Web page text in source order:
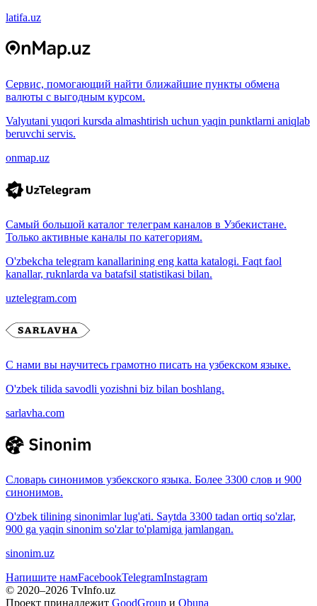
latifa.uz
Сервис, помогающий найти ближайшие пункты обмена
валюты с выгодным курсом.
Valyutani yuqori kursda almashtirish uchun yaqin punktlarni aniqlab
beruvchi servis.
onmap.uz
Самый большой каталог телеграм каналов в Узбекистане.
Только активные каналы по категориям.
O'zbekcha telegram kanallarining eng katta katalogi. Faqt faol
kanallar, ruknlarda va batafsil statistikasi bilan.
uztelegram.com
С нами вы научитесь грамотно писать на узбекском языке.
O'zbek tilida savodli yozishni biz bilan boshlang.
sarlavha.com
Словарь синонимов узбекского языка. Более 3300 слов и 900
синонимов.
O'zbek tilining sinonimlar lug'ati. Saytda 3300 tadan ortiq so'zlar,
900 ga yaqin sinonim so'zlar to'plamiga jamlangan.
sinonim.uz
Напишите намFacebookTelegramInstagram
© 2020–2026 TvInfo.uz
Проект принадлежит GoodGroup и Obuna